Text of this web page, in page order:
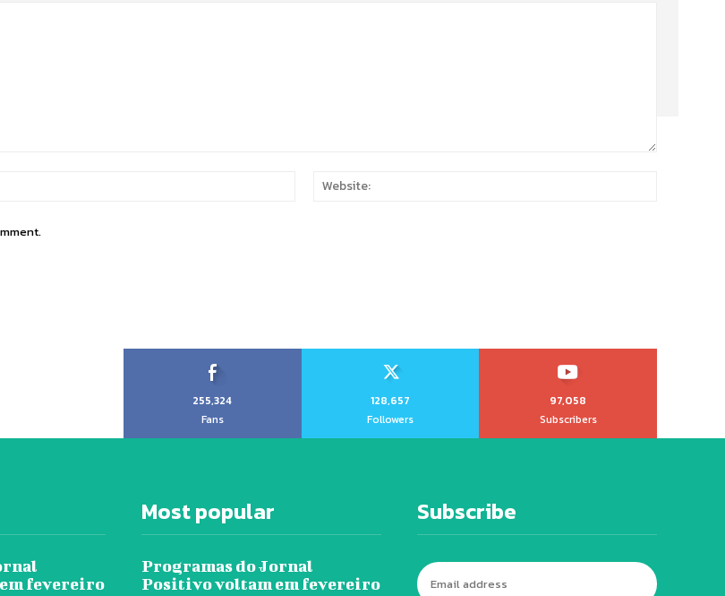
Email:
255,324
Fans
128,657
Followers
97,058
Subscribers
fevereiro
Most popular
Programas do Jornal
Positivo voltam em fevereiro
Subscribe